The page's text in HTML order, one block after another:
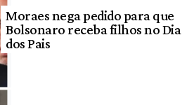
Moraes nega pedido para que
Bolsonaro receba filhos no Dia
dos Pais